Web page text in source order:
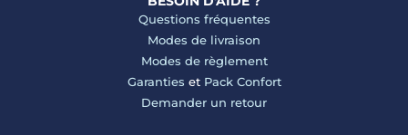
Questions fréquentes
Modes de livraison
Modes de règlement
Garanties et Pack Confort
Demander un retour